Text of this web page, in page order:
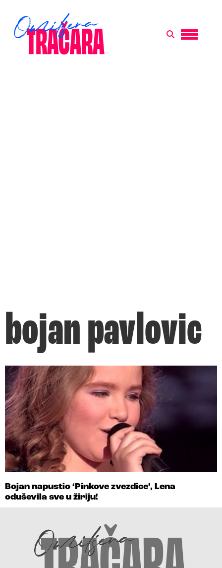
bojan pavlovic
Bojan napustio ‘Pinkove zvezdice’, Lena
oduševila sve u žiriju!